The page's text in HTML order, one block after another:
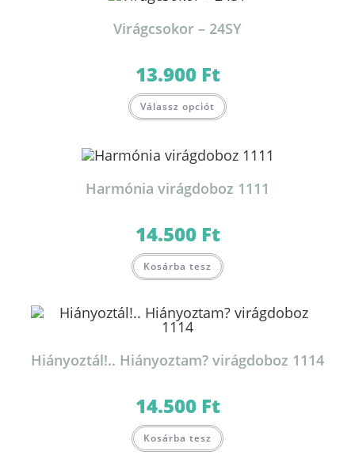
Virágcsokor – 24SY
13.900 Ft
Válassz opciót
Harmónia virágdoboz 1111
14.500 Ft
Kosárba tesz
Hiányoztál!.. Hiányoztam? virágdoboz 1114
14.500 Ft
Kosárba tesz